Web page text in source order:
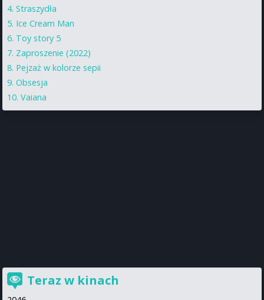
Straszydła
Ice Cream Man
Toy story 5
Zaproszenie (2022)
Pejzaż w kolorze sepii
Obsesja
Vaiana
Teraz w kinach